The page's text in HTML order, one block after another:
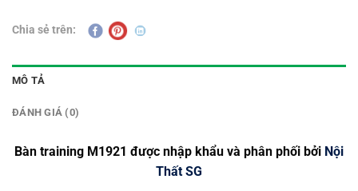
Chia sẻ trên:
MÔ TẢ
ĐÁNH GIÁ (0)
Bàn training M1921 được nhập khẩu và phân phối bởi Nội
Thất SG